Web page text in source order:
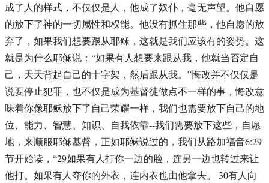
成了人的样式，不仅仅是人，他成了奴仆，毫无声望。他自愿
的放下了神的一切属性和权能。他没有抓住那些，他自愿的放
弃了，如果我们想要跟从耶稣，这就是我们应该有的姿势。这
就是为什么耶稣说：“如果有人想要来跟从我，他就当否定自
己，天天背起自己的十字架，然后跟从我。”悔改并不仅仅是
说要停止犯罪，也不仅是成为基督徒做点不一样的事，悔改意
味着你像耶稣放下了自己荣耀一样，我们也需要放下自己的地
位、能力、智慧、知识、自我依靠--我们需要放下这些，自愿
地，来顺服耶稣基督，正如耶稣说过的，我们从路加福音6:29
节开始读，“29如果有人打你一边的脸，连另一边也转过来让
他打。如果有人夺你的外衣，连内衣也由他拿去。 30有人向